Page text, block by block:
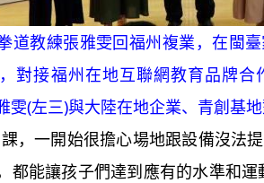
教練張雅雯回福州複業，在閩臺
對接福州在地互聯網教育品牌合
雯(左三)與大陸在地企業、青創基
一開始很擔心場地跟設備沒法
都能讓孩子們達到應有的水準和運